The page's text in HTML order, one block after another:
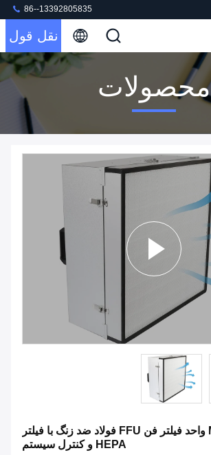
86--13392805835
نقل قول
محصولات
1200 M3/h واحد فیلتر فن FFU فولاد ضد زنگ با فیلتر
HEPA و کنترل سیستم